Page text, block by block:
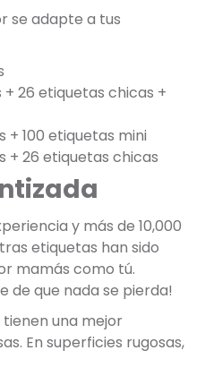
se adapte a tus
+ 26 etiquetas chicas +
+ 100 etiquetas mini
+ 26 etiquetas chicas
y más de 10,000
etiquetas han sido
mamás como tú.
de que nada se pierda!
una mejor
En superficies rugosas,